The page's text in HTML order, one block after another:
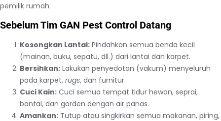
pemilik rumah:
Sebelum Tim GAN Pest Control Datang
Kosongkan Lantai: Pindahkan semua benda kecil
(mainan, buku, sepatu, dll.) dari lantai dan karpet.
Bersihkan: Lakukan penyedotan (vakum) menyeluruh
pada karpet, rugs, dan furnitur.
Cuci Kain: Cuci semua tempat tidur hewan, seprai,
bantal, dan gorden dengan air panas.
Amankan: Tutup atau singkirkan semua makanan, piring,